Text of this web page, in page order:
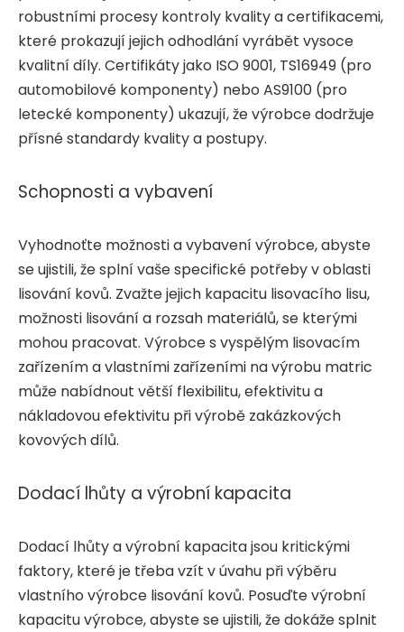
robustními procesy kontroly kvality a certifikacemi,
které prokazují jejich odhodlání vyrábět vysoce
kvalitní díly. Certifikáty jako ISO 9001, TS16949 (pro
automobilové komponenty) nebo AS9100 (pro
letecké komponenty) ukazují, že výrobce dodržuje
přísné standardy kvality a postupy.
Schopnosti a vybavení
Vyhodnoťte možnosti a vybavení výrobce, abyste
se ujistili, že splní vaše specifické potřeby v oblasti
lisování kovů. Zvažte jejich kapacitu lisovacího lisu,
možnosti lisování a rozsah materiálů, se kterými
mohou pracovat. Výrobce s vyspělým lisovacím
zařízením a vlastními zařízeními na výrobu matric
může nabídnout větší flexibilitu, efektivitu a
nákladovou efektivitu při výrobě zakázkových
kovových dílů.
Dodací lhůty a výrobní kapacita
Dodací lhůty a výrobní kapacita jsou kritickými
faktory, které je třeba vzít v úvahu při výběru
vlastního výrobce lisování kovů. Posuďte výrobní
kapacitu výrobce, abyste se ujistili, že dokáže splnit